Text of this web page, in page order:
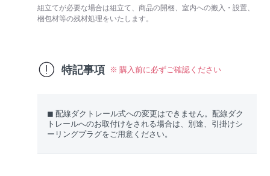
組立てが必要な場合は組立て、商品の開梱、室内への搬入・設置、
梱包材等の残材処理をいたします。
特記事項 ※ 購入前に必ずご確認ください
◼︎ 配線ダクトレール式への変更はできません。配線ダク
トレールへのお取付けをされる場合は、別途、引掛けシ
ーリングプラグをご用意ください。